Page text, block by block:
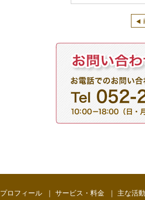
プロフィール ｜ サービス・料金 ｜ 主な活